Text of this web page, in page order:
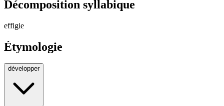
Décomposition syllabique
effigie
Étymologie
développer